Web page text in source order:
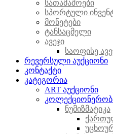
სათამაშოები
სპორტული
მონეტები
ტანსაცმელი
ავეჯი
საოფისე
რევერსული აუქციონი
კონტაქტი
კატეგორია
ART აუქციონი
ნუმიზმატიკა